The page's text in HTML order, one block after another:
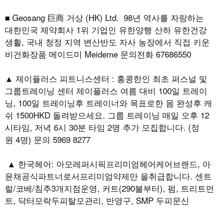
■ Geosang 巨商 거상 (HK) Ltd. 98년 역사를 자랑하는
대한민국 제약회사 1위 기업인 유한양행 산하 유한건강
생활, 국내 청정 지역 변산반도 자사 농장에서 직접 키운
비건화장품 메이드미 Meideme 문의전화 67686550
▲ 제이플러스 피트니스센터 : 홍콩한인 최초 퍼스널 및
그룹트레이닝 센터 제이플러스 여름 대비 100일 트레이
닝, 100일 트레이닝후 트레이너와 목표로한 몸 완성후 캐
쉬 1500HKD 돌려받으세요. 그룹 트레이닝 매일 오후 12
시타임, 저녁 6시 30분 타임 2명 추가 모집합니다. (정
원 4명) 문의 5969 8277
▲ 한국헤어: 아모레퍼시픽프리미엄헤어케어브랜드, 아
윤채공식파트너로서프리미엄약제만 을취급합니다. 센트
럴/코베/침추3개지점운영, 커트(290불부터), 펌, 트리트먼
트, 닥터모락두피탈모관리, 반영구, SMP 두피문신